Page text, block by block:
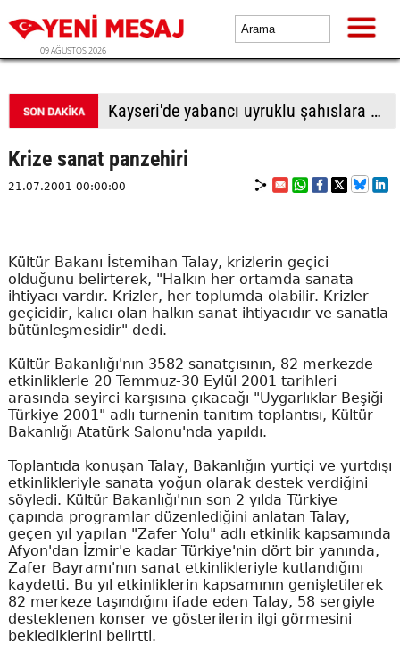
09 AĞUSTOS 2026
BTP Antalya İl Başkanlığından yoğun mesai: İl binasında ve Manavgat'ta üye buluşmaları
Krize sanat panzehiri
21.07.2001 00:00:00
Kültür Bakanı İstemihan Talay, krizlerin geçici
olduğunu belirterek, "Halkın her ortamda sanata
ihtiyacı vardır. Krizler, her toplumda olabilir. Krizler
geçicidir, kalıcı olan halkın sanat ihtiyacıdır ve sanatla
bütünleşmesidir" dedi.
Kültür Bakanlığı'nın 3582 sanatçısının, 82 merkezde
etkinliklerle 20 Temmuz-30 Eylül 2001 tarihleri
arasında seyirci karşısına çıkacağı "Uygarlıklar Beşiği
Türkiye 2001" adlı turnenin tanıtım toplantısı, Kültür
Bakanlığı Atatürk Salonu'nda yapıldı.
Toplantıda konuşan Talay, Bakanlığın yurtiçi ve yurtdışı
etkinlikleriyle sanata yoğun olarak destek verdiğini
söyledi. Kültür Bakanlığı'nın son 2 yılda Türkiye
çapında programlar düzenlediğini anlatan Talay,
geçen yıl yapılan "Zafer Yolu" adlı etkinlik kapsamında
Afyon'dan İzmir'e kadar Türkiye'nin dört bir yanında,
Zafer Bayramı'nın sanat etkinlikleriyle kutlandığını
kaydetti. Bu yıl etkinliklerin kapsamının genişletilerek
82 merkeze taşındığını ifade eden Talay, 58 sergiyle
desteklenen konser ve gösterilerin ilgi görmesini
beklediklerini belirtti.